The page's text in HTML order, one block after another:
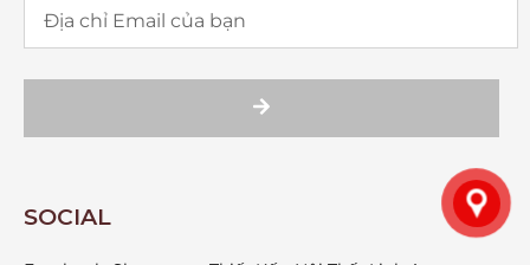
SOCIAL